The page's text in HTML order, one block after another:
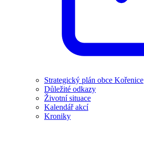
Strategický plán obce Kořenice
Důležité odkazy
Životní situace
Kalendář akcí
Kroniky